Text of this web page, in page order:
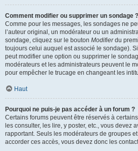
Comment modifier ou supprimer un sondage ?
Comme pour les messages, les sondages ne
l’auteur original, un modérateur ou un
sondage, cliquez sur le bouton Modifierdu
toujours celui auquel est associé le sondage).
peut modifier une option ou supprimer le
modérateurs et les administrateurs peuvent le
pour empêcher le trucage en changeant les
Haut
Pourquoi ne puis-je pas accéder à un forum ?
Certains forums peuvent être réservés à
les consulter, les lire, y poster, etc., vous devez
rapportant. Seuls les modérateurs de groupes
accorder ces accès, vous devez donc les